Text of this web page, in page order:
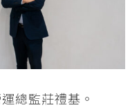
總監莊禮基。